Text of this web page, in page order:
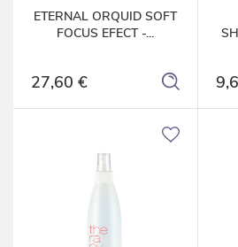
ETERNAL ORQUID SOFT
FOCUS EFECT -...
27,60 €